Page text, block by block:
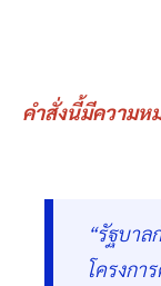
คำสั่งนี้มีความห
“รัฐบา
โครงก